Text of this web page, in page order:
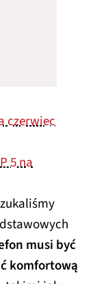
czerwiec
5 na
musi być
komfortową